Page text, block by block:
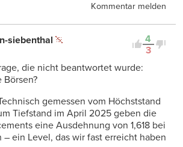
Kommentar melden
4
3
siebenthal
die nicht beantwortet wurde:
gemessen vom Höchststand
Tiefstand im April 2025 geben die
eine Ausdehnung von 1,618 bei
– ein Level, das wir fast erreicht haben